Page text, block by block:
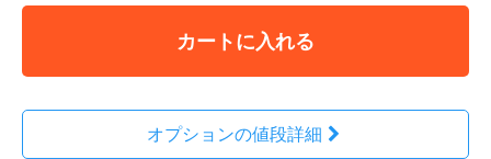
カートに入れる
オプションの値段詳細